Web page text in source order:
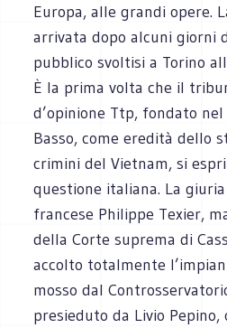
Europa, alle grandi opere.
arrivata dopo alcuni giorni
pubblico svoltisi a Torino
È la prima volta che il
d’opinione Ttp, fondato
Basso, come eredità dello
crimini del Vietnam, si
questione italiana. La
francese Philippe Texier,
della Corte suprema di
accolto totalmente
mosso dal
presieduto da Livio